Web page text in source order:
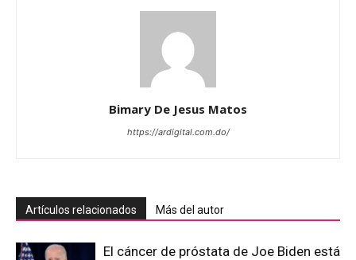
Bimary De Jesus Matos
https://ardigital.com.do/
Artículos relacionados Más del autor
El cáncer de próstata de Joe Biden está